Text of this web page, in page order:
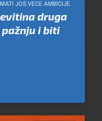
JOŠ VEĆE AMBICIJE.
druga
i biti